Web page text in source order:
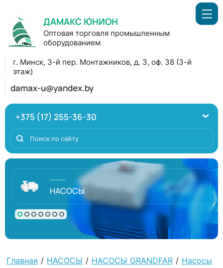
ДАМАКС ЮНИОН
Оптовая торговля промышленным
оборудованием
г. Минск, 3-й пер. Монтажников, д. 3, оф. 38 (3-й
этаж)
damax-u@yandex.by
+375 (17) 255-36-30
НАСОСЫ
Главная / НАСОСЫ / НАСОСЫ GRANDFAR / Насосы